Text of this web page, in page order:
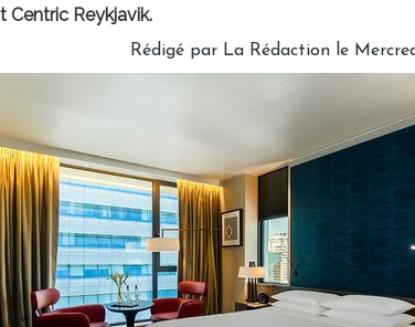
Centric Reykjavik.
Rédigé par La Rédaction le